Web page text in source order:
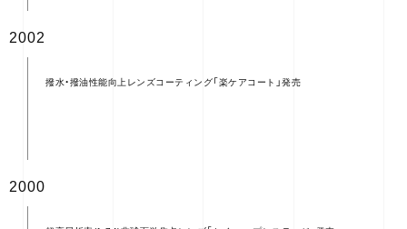
2002
撥水・撥油性能向上レンズコーティング「楽ケアコート」発売
2000